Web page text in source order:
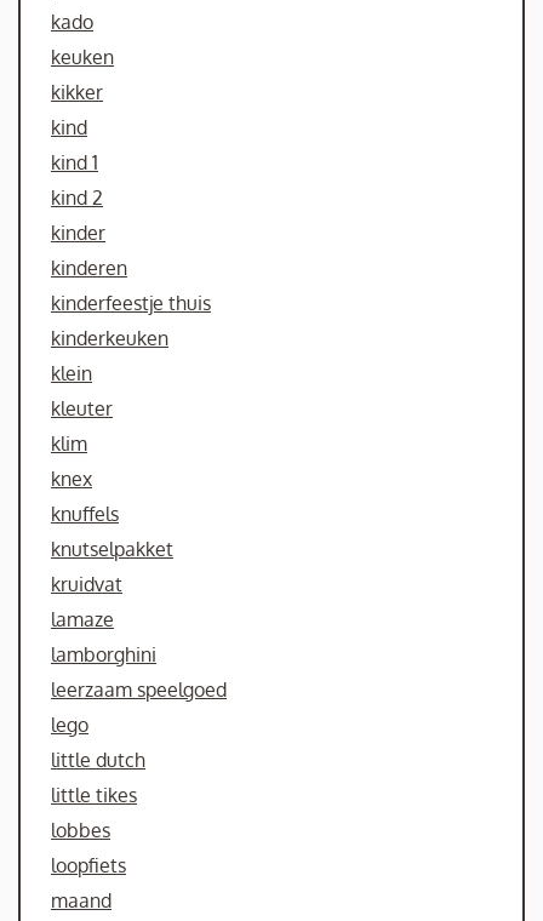
kado
keuken
kikker
kind
kind 1
kind 2
kinder
kinderen
kinderfeestje thuis
kinderkeuken
klein
kleuter
klim
knex
knuffels
knutselpakket
kruidvat
lamaze
lamborghini
leerzaam speelgoed
lego
little dutch
little tikes
lobbes
loopfiets
maand